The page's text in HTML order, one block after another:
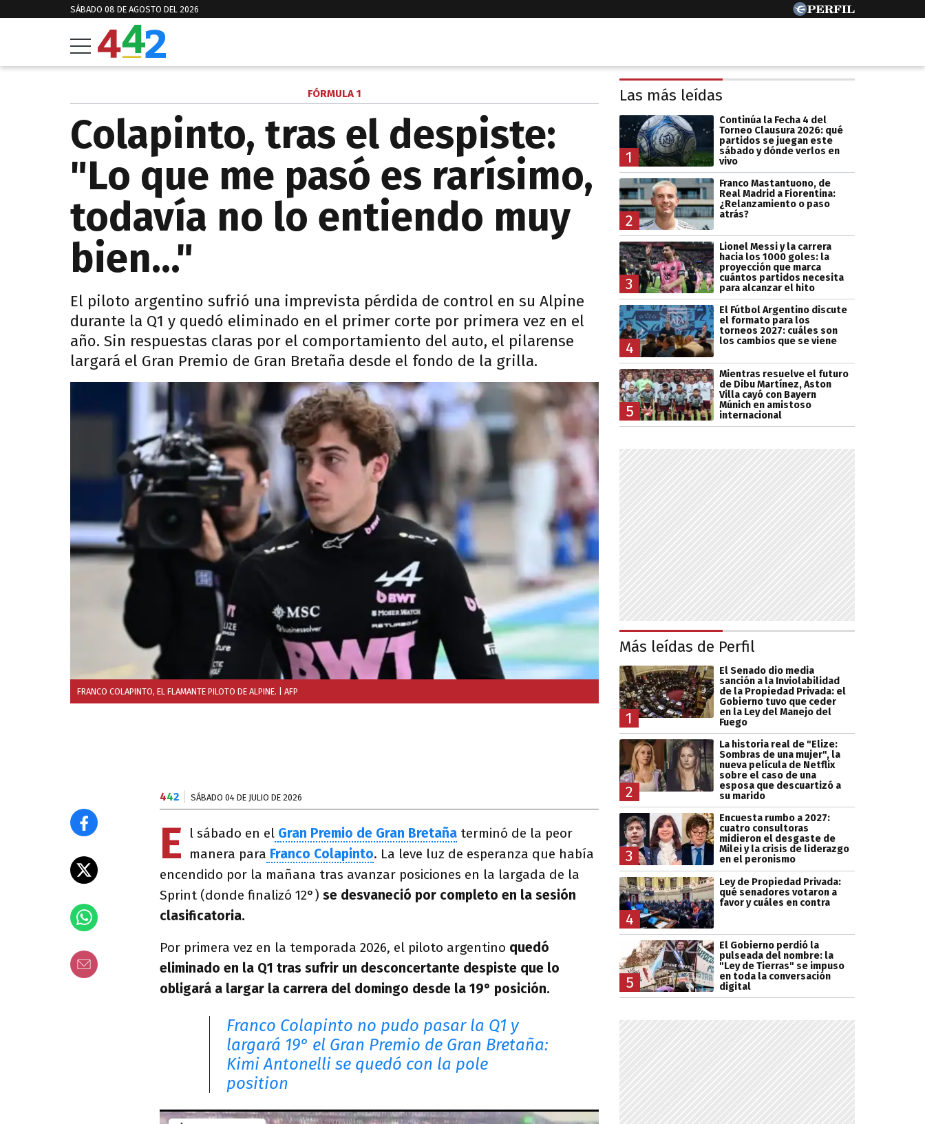
SÁBADO 08 DE AGOSTO DEL 2026
FÓRMULA 1
Colapinto, tras el despiste:
"Lo que me pasó es rarísimo,
todavía no lo entiendo muy
bien..."
El piloto argentino sufrió una imprevista pérdida de control en su Alpine
durante la Q1 y quedó eliminado en el primer corte por primera vez en el
año. Sin respuestas claras por el comportamiento del auto, el pilarense
largará el Gran Premio de Gran Bretaña desde el fondo de la grilla.
FRANCO COLAPINTO, EL FLAMANTE PILOTO DE ALPINE. | AFP
442 SÁBADO 04 DE JULIO DE 2026
E l sábado en el Gran Premio de Gran Bretaña terminó de la peor
manera para Franco Colapinto. La leve luz de esperanza que había
encendido por la mañana tras avanzar posiciones en la largada de la
Sprint (donde finalizó 12°) se desvaneció por completo en la sesión
clasificatoria.
Por primera vez en la temporada 2026, el piloto argentino quedó
eliminado en la Q1 tras sufrir un desconcertante despiste que lo
obligará a largar la carrera del domingo desde la 19° posición.
Franco Colapinto no pudo pasar la Q1 y
largará 19° el Gran Premio de Gran Bretaña:
Kimi Antonelli se quedó con la pole
position
Las más leídas
1
Continúa la Fecha 4 del
Torneo Clausura 2026: qué
partidos se juegan este
sábado y dónde verlos en
vivo
2
Franco Mastantuono, de
Real Madrid a Fiorentina:
¿Relanzamiento o paso
atrás?
3
Lionel Messi y la carrera
hacia los 1000 goles: la
proyección que marca
cuántos partidos necesita
para alcanzar el hito
4
El Fútbol Argentino discute
el formato para los
torneos 2027: cuáles son
los cambios que se viene
5
Mientras resuelve el futuro
de Dibu Martínez, Aston
Villa cayó con Bayern
Múnich en amistoso
internacional
Más leídas de Perfil
1
El Senado dio media
sanción a la Inviolabilidad
de la Propiedad Privada: el
Gobierno tuvo que ceder
en la Ley del Manejo del
Fuego
2
La historia real de "Elize:
Sombras de una mujer", la
nueva película de Netflix
sobre el caso de una
esposa que descuartizó a
su marido
3
Encuesta rumbo a 2027:
cuatro consultoras
midieron el desgaste de
Milei y la crisis de liderazgo
en el peronismo
4
Ley de Propiedad Privada:
qué senadores votaron a
favor y cuáles en contra
5
El Gobierno perdió la
pulseada del nombre: la
"Ley de Tierras" se impuso
en toda la conversación
digital